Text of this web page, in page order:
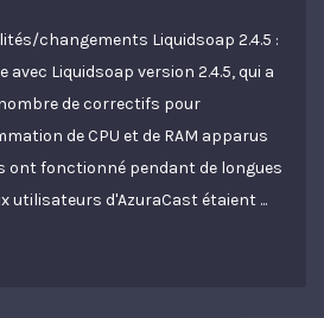
changements Liquidsoap 2.4.5 :
avec Liquidsoap version 2.4.5, qui a
de correctifs pour
de CPU et de RAM apparus
ont fonctionné pendant de longues
utilisateurs d'AzuraCast étaient ...